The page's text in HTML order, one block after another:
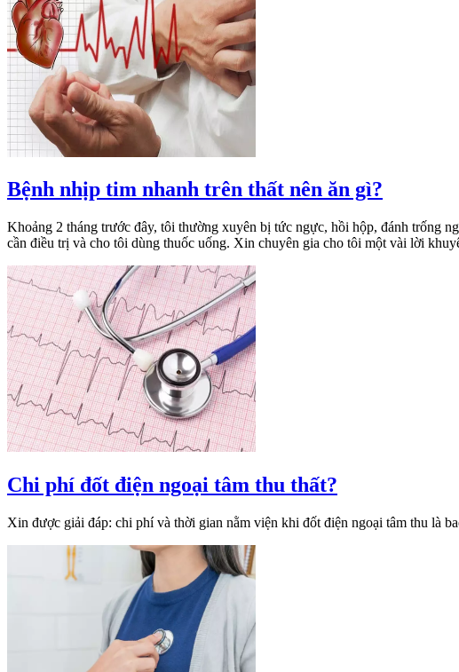
Bệnh nhịp tim nhanh trên thất nên ăn gì?
Khoảng 2 tháng trước đây, tôi thường xuyên bị tức ngực, hồi hộp, đánh trống
cần điều trị và cho tôi dùng thuốc uống. Xin chuyên gia cho tôi một vài lời
Chi phí đốt điện ngoại tâm thu thất?
Xin được giải đáp: chi phí và thời gian nằm viện khi đốt điện ngoại tâm thu là